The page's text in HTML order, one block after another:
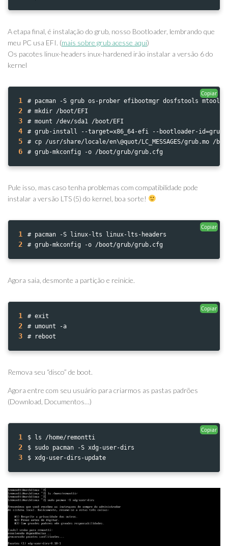
A etapa final, é instalação do grub, nosso Bootloader, lembrando que
meu PC usa EFI. (mais sobre grub acesse aqui)
Os pacotes linux-headers inux-hardened irão instalar a versão 6 do
kernel
1 # pacman -S grub os-prober efibootmgr dosfstools
2 # mkdir /boot/EFI
3 # mount /dev/sda1 /boot/EFI
4 # grub-install --target=x86_64-efi --bootloader-
5 # cp /usr/share/locale/en\@quot/LC_MESSAGES/grub.mo /
6 # grub-mkconfig -o /boot/grub/grub.cfg
Copiar
Pule isso, mas caso tenha problemas com compatibilidade pode
instalar a versão LTS (5) do kernel, boa sorte!
1 # pacman -S linux-lts linux-lts-headers
2 # grub-mkconfig -o /boot/grub/grub.cfg
Copiar
Agora saia, desmonte a partição e reinicie.
1 # exit
2 # umount -a
3 # reboot
Copiar
Remova seu “disco” de boot.
Agora entre com seu usuário para criarmos as pastas padrões
(Download, Documentos…)
1 $ ls /home/remontti
2 $ sudo pacman -S xdg-user-dirs
3 $ xdg-user-dirs-update
Copiar